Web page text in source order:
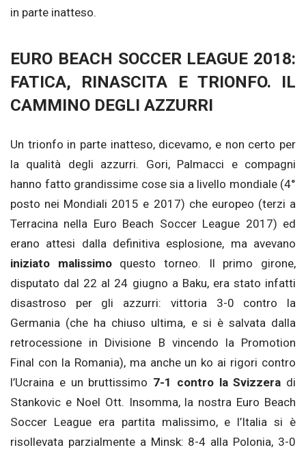
in parte inatteso.
EURO BEACH SOCCER LEAGUE 2018:
FATICA, RINASCITA E TRIONFO. IL
CAMMINO DEGLI AZZURRI
Un trionfo in parte inatteso, dicevamo, e non certo per
la qualità degli azzurri. Gori, Palmacci e compagni
hanno fatto grandissime cose sia a livello mondiale (4°
posto nei Mondiali 2015 e 2017) che europeo (terzi a
Terracina nella Euro Beach Soccer League 2017) ed
erano attesi dalla definitiva esplosione, ma avevano
iniziato malissimoquesto torneo. Il primo girone,
disputato dal 22 al 24 giugno a Baku, era stato infatti
disastroso per gli azzurri: vittoria 3-0 contro la
Germania (che ha chiuso ultima, e si è salvata dalla
retrocessione in Divisione B vincendo la Promotion
Final con la Romania), ma anche un ko ai rigori contro
l’Ucraina e un bruttissimo 7-1 contro la Svizzera di
Stankovic e Noel Ott. Insomma, la nostra Euro Beach
Soccer League era partita malissimo, e l’Italia si è
risollevata parzialmente a Minsk: 8-4 alla Polonia, 3-0